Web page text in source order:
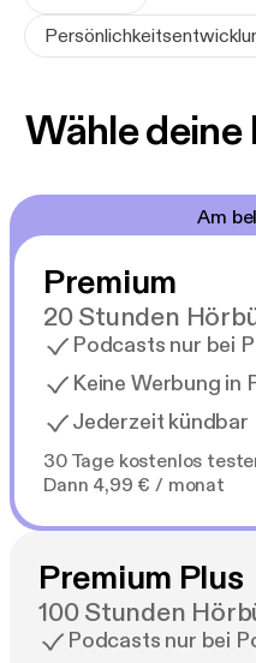
Wähle
Am
Premium
20 Stunden
Podcasts nur bei
Keine Werbung in
Jederzeit kündbar
30 Tage kostenlos
Dann 4,99 € / monat
Premium Plus
100 Stunden
Podcasts nur bei